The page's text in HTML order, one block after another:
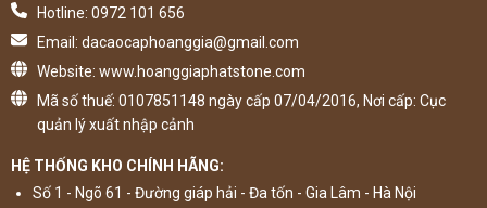
Hotline: 0972 101 656
Email: dacaocaphoanggia@gmail.com
Website: www.hoanggiaphatstone.com
Mã số thuế: 0107851148 ngày cấp 07/04/2016, Nơi cấp: Cục
quản lý xuất nhập cảnh
HỆ THỐNG KHO CHÍNH HÃNG:
Số 1 - Ngõ 61 - Đường giáp hải - Đa tốn - Gia Lâm - Hà Nội